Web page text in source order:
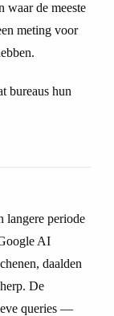
waar de meeste
meting voor
bureaus hun
langere periode
AI
daalden
De
queries —